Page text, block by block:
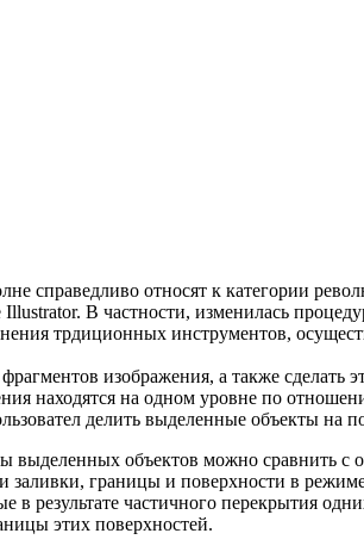
справедливо относят к категории
В частности, изменилась
трдиционных инструментов,
изображения, а также
находятся на одном уровне по
делить выделенные объекты на
объектов можно сравнить
заливки, границы и поверхности в
результате частичного перекрытия
этих поверхностей.